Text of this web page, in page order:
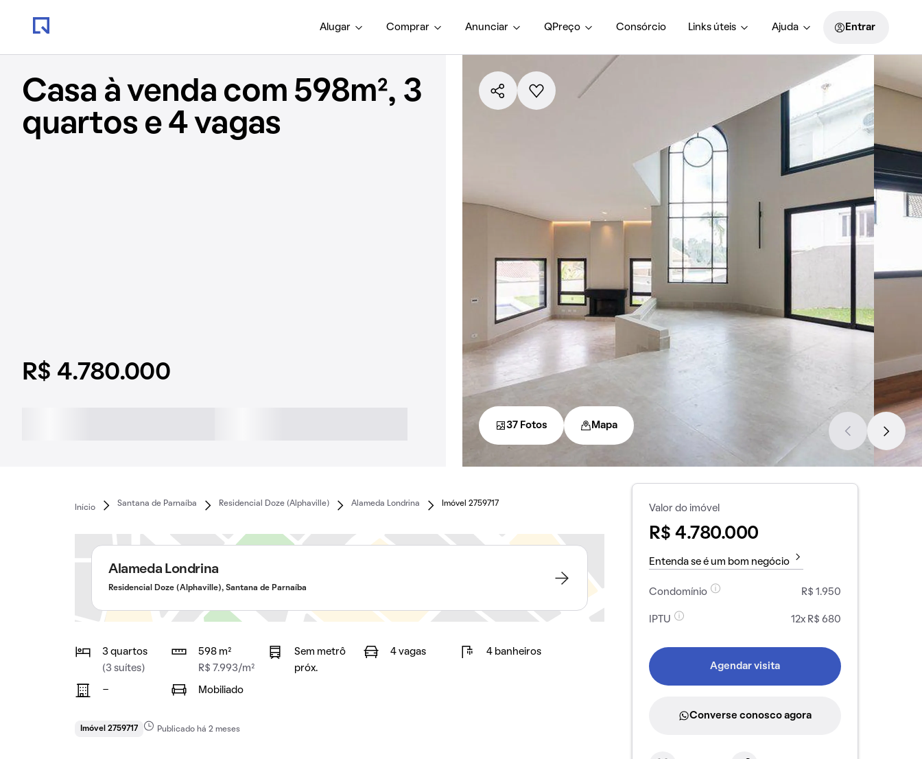
Alugar Comprar Anunciar QPreço Consórcio Links úteis Ajuda Entrar
Casa à venda com 598m², 3
quartos e 4 vagas
R$ 4.780.000
37 Fotos Mapa
Início
Santana de Parnaíba Residencial Doze (Alphaville) Alameda Londrina Imóvel 2759717
Alameda Londrina
Residencial Doze (Alphaville), Santana de Parnaíba
3 quartos
(3 suítes)
598 m²
R$ 7.993/m²
Sem metrô
próx.
4 vagas 4 banheiros
- Mobiliado
Imóvel 2759717 Publicado há 2 meses
Valor do imóvel
R$ 4.780.000
Entenda se é um bom negócio
Condomínio R$ 1.950
IPTU 12x R$ 680
Agendar visita
Converse conosco agora